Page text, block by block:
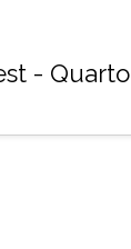
- Quarto